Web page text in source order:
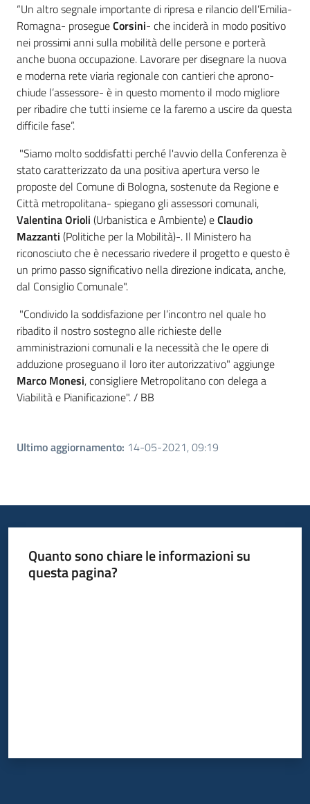
“Un altro segnale importante di ripresa e rilancio dell’Emilia-
Romagna- prosegueCorsini- che inciderà in modo positivo
nei prossimi anni sulla mobilità delle persone e porterà
anche buona occupazione. Lavorare per disegnare la nuova
e moderna rete viaria regionale con cantieri che aprono-
chiude l’assessore- è in questo momento il modo migliore
per ribadire che tutti insieme ce la faremo a uscire da questa
difficile fase”.
"Siamo molto soddisfatti perché l'avvio della Conferenza è
stato caratterizzato da una positiva apertura verso le
proposte del Comune di Bologna, sostenute da Regione e
Città metropolitana- spiegano gli assessori comunali,
Valentina Orioli (Urbanistica e Ambiente) eClaudio
Mazzanti (Politiche per la Mobilità)-. Il Ministero ha
riconosciuto che è necessario rivedere il progetto e questo è
un primo passo significativo nella direzione indicata, anche,
dal Consiglio Comunale".
"Condivido la soddisfazione per l’incontro nel quale ho
ribadito il nostro sostegno alle richieste delle
amministrazioni comunali e la necessità che le opere di
adduzione proseguano il loro iter autorizzativo" aggiunge
Marco Monesi, consigliere Metropolitano con delega a
Viabilità e Pianificazione". / BB
Ultimo aggiornamento: 14-05-2021, 09:19
Quanto sono chiare le informazioni su
questa pagina?